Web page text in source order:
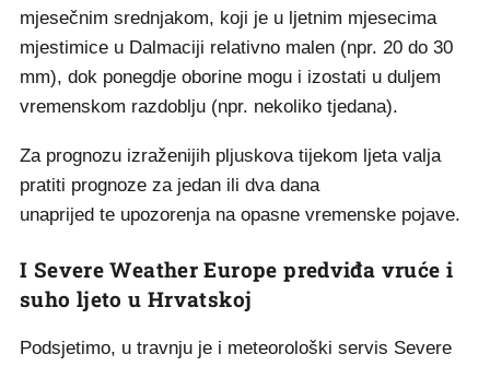
mjesečnim srednjakom, koji je u ljetnim mjesecima
mjestimice u Dalmaciji relativno malen (npr. 20 do 30
mm), dok ponegdje oborine mogu i izostati u duljem
vremenskom razdoblju (npr. nekoliko tjedana).
Za prognozu izraženijih pljuskova tijekom ljeta valja
pratiti prognoze za jedan ili dva dana
unaprijed te upozorenja na opasne vremenske pojave.
I Severe Weather Europe predviđa vruće i
suho ljeto u Hrvatskoj
Podsjetimo, u travnju je i meteorološki servis Severe